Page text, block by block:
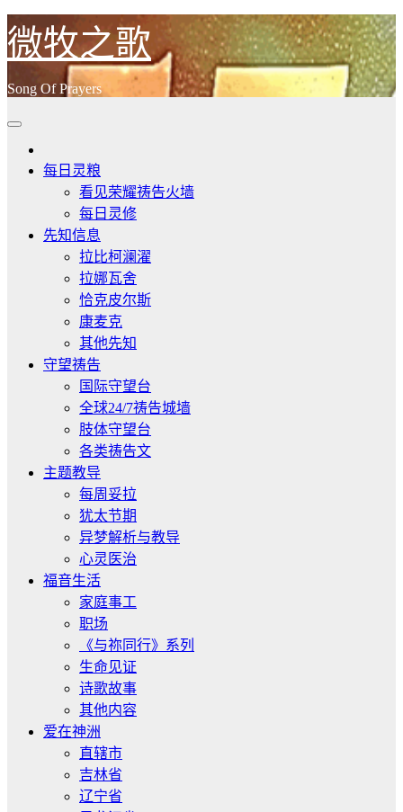
跳
至
容
微牧之歌
Song Of Prayers
每日灵粮
看见荣耀祷告火墙
每日灵修
先知信息
拉比柯澜濯
拉娜瓦舍
恰克皮尔斯
康麦克
其他先知
守望祷告
国际守望台
全球24/7祷告城墙
肢体守望台
各类祷告文
主题教导
每周妥拉
犹太节期
异梦解析与教导
心灵医治
福音生活
家庭事工
职场
《与祢同行》系列
生命见证
诗歌故事
其他内容
爱在神洲
直辖市
吉林省
辽宁省